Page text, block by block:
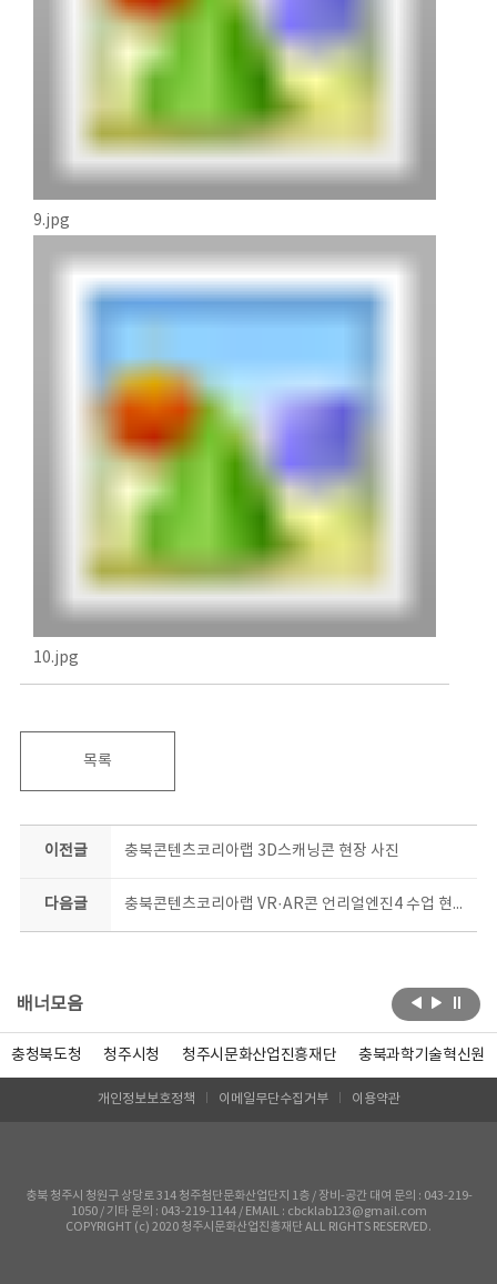
9.jpg
10.jpg
목록
이전글 충북콘텐츠코리아랩 3D스캐닝콘 현장 사진
다음글 충북콘텐츠코리아랩 VR·AR콘 언리얼엔진4 수업 현장 사진
배너모음
충청북도청 청주시청 청주시문화산업진흥재단 충북과학기술혁신원
개인정보보호정책 이메일무단수집거부 이용약관
충북 청주시 청원구 상당로 314 청주첨단문화산업단지 1층 / 장비-공간 대여 문의 : 043-219-
1050 / 기타 문의 : 043-219-1144 / EMAIL : cbcklab123@gmail.com
COPYRIGHT (c) 2020 청주시문화산업진흥재단 ALL RIGHTS RESERVED.